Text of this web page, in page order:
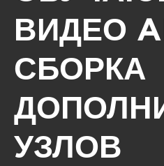
ВИДЕО
СБОРКА
УЗЛОВ